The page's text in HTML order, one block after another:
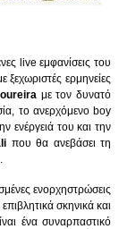
live εμφανίσεις του
ξεχωριστές ερμηνείες
με τον δυνατό
το ανερχόμενο boy
ενέργειά του και την
που θα ανεβάσει τη
ενορχηστρώσεις
σκηνικά και
ένα συναρπαστικό